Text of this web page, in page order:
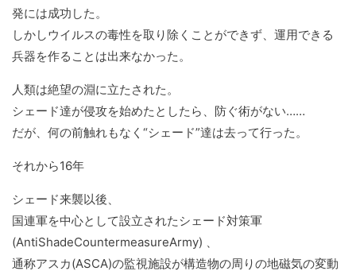
発には成功した。
しかしウイルスの毒性を取り除くことができず、運用できる
兵器を作ることは出来なかった。
人類は絶望の淵に立たされた。
シェード達が侵攻を始めたとしたら、防ぐ術がない……
だが、何の前触れもなく“シェード”達は去って行った。
それから16年
シェード来襲以後、
国連軍を中心として設立されたシェード対策軍
(AntiShadeCountermeasureArmy) 、
通称アスカ(ASCA)の監視施設が構造物の周りの地磁気の変動